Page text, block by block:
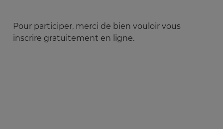
Pour participer, merci de bien vouloir vous
inscrire gratuitement en ligne.